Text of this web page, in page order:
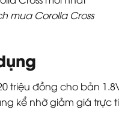
mua Corolla Cross
triệu đồng cho bản
kể nhờ giảm giá